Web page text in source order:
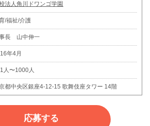
法人角川ドワンゴ学園
/福祉/介護
長 山中伸一
年4月
人〜1000人
都中央区銀座4-12-15 歌舞伎座タワー 14階
応募する